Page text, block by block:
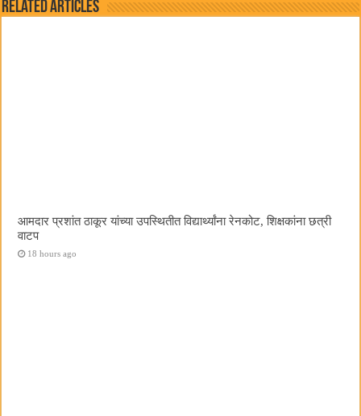
Related Articles
आमदार प्रशांत ठाकूर यांच्या उपस्थितीत विद्यार्थ्यांना रेनकोट, शिक्षकांना छत्री
वाटप
18 hours ago